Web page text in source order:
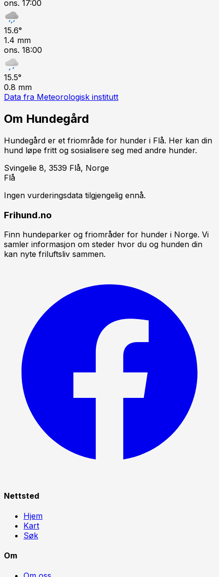
ons. 17:00
15.6°
1.4 mm
ons. 18:00
15.5°
0.8 mm
Data fra Meteorologisk institutt
Om Hundegård
Hundegård er et friområde for hunder i Flå. Her kan din
hund løpe fritt og sosialisere seg med andre hunder.
Svingelie 8, 3539 Flå, Norge
Flå
Ingen vurderingsdata tilgjengelig ennå.
Frihund.no
Finn hundeparker og friområder for hunder i Norge. Vi
samler informasjon om steder hvor du og hunden din
kan nyte friluftsliv sammen.
Nettsted
Hjem
Kart
Søk
Om